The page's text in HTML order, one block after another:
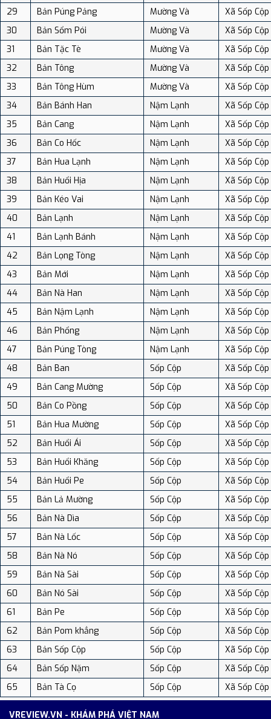
29
Bản Púng Pảng Mường Và
Xã Sốp Cộp
30
Bản Sổm Pói Mường Và
Xã Sốp Cộp
31
Bản Tặc Tè Mường Và
Xã Sốp Cộp
32
Bản Tông Mường Và
Xã Sốp Cộp
33
Bản Tông Hùm Mường Và
Xã Sốp Cộp
34
Bản Bánh Han Nậm Lạnh
Xã Sốp Cộp
35
Bản Cang Nậm Lạnh
Xã Sốp Cộp
36
Bản Co Hốc Nậm Lạnh
Xã Sốp Cộp
37
Bản Hua Lạnh Nậm Lạnh
Xã Sốp Cộp
38
Bản Huổi Hịa Nậm Lạnh
Xã Sốp Cộp
39
Bản Kéo Vai Nậm Lạnh
Xã Sốp Cộp
40
Bản Lạnh Nậm Lạnh
Xã Sốp Cộp
41
Bản Lạnh Bánh Nậm Lạnh
Xã Sốp Cộp
42
Bản Lọng Tòng Nậm Lạnh
Xã Sốp Cộp
43
Bản Mới Nậm Lạnh
Xã Sốp Cộp
44
Bản Nà Han Nậm Lạnh
Xã Sốp Cộp
45
Bản Nậm Lạnh Nậm Lạnh
Xã Sốp Cộp
46
Bản Phổng Nậm Lạnh
Xã Sốp Cộp
47
Bản Púng Tòng Nậm Lạnh
Xã Sốp Cộp
48
Bản Ban Sốp Cộp
Xã Sốp Cộp
49
Bản Cang Mường Sốp Cộp
Xã Sốp Cộp
50
Bản Co Pồng Sốp Cộp
Xã Sốp Cộp
51
Bản Hua Mường Sốp Cộp
Xã Sốp Cộp
52
Bản Huổi Ái Sốp Cộp
Xã Sốp Cộp
53
Bản Huổi Khăng Sốp Cộp
Xã Sốp Cộp
54
Bản Huổi Pe Sốp Cộp
Xã Sốp Cộp
55
Bản Lả Mường Sốp Cộp
Xã Sốp Cộp
56
Bản Nà Dìa Sốp Cộp
Xã Sốp Cộp
57
Bản Nà Lốc Sốp Cộp
Xã Sốp Cộp
58
Bản Nà Nó Sốp Cộp
Xã Sốp Cộp
59
Bản Nà Sài Sốp Cộp
Xã Sốp Cộp
60
Bản Nó Sài Sốp Cộp
Xã Sốp Cộp
61
Bản Pe Sốp Cộp
Xã Sốp Cộp
62
Bản Pom khẳng Sốp Cộp
Xã Sốp Cộp
63
Bản Sốp Cộp Sốp Cộp
Xã Sốp Cộp
64
Bản Sốp Nặm Sốp Cộp
Xã Sốp Cộp
65
Bản Tà Cọ Sốp Cộp Xã Sốp Cộp
VREVIEW.VN - KHÁM PHÁ VIỆT NAM